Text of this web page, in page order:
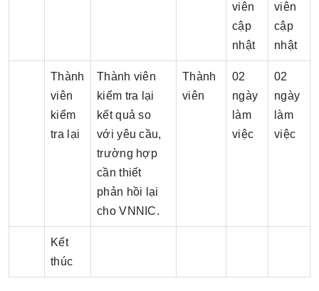
viên
cập
nhật
viên
cập
nhật
Thành
viên
kiểm
tra lại
Thành viên
kiểm tra lại
kết quả so
với yêu cầu,
trường hợp
cần thiết
phản hồi lại
cho VNNIC.
Thành
viên
02
ngày
làm
việc
02
ngày
làm
việc
Kết
thúc